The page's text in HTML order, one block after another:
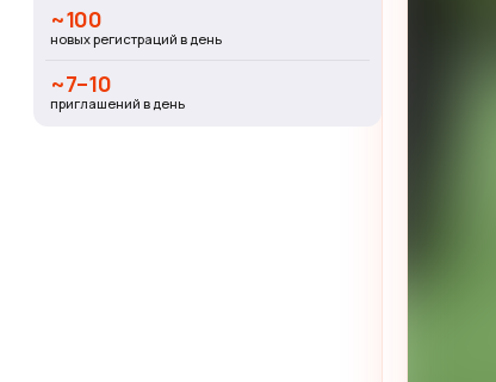
~100
новых регистраций в день
~7–10
приглашений в день